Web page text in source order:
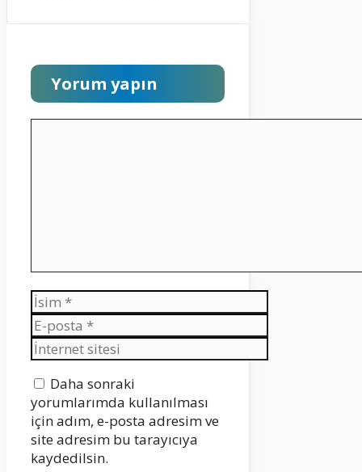
Yorum yapın
İsim
E-
posta
İnternet
sitesi
Daha sonraki
yorumlarımda kullanılması
için adım, e-posta adresim ve
site adresim bu tarayıcıya
kaydedilsin.